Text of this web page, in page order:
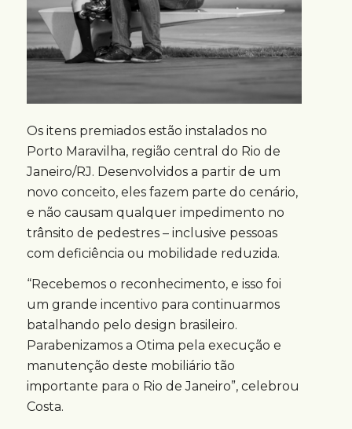
Os itens premiados estão instalados no
Porto Maravilha, região central do Rio de
Janeiro/RJ. Desenvolvidos a partir de um
novo conceito, eles fazem parte do cenário,
e não causam qualquer impedimento no
trânsito de pedestres – inclusive pessoas
com deficiência ou mobilidade reduzida.
“Recebemos o reconhecimento, e isso foi
um grande incentivo para continuarmos
batalhando pelo design brasileiro.
Parabenizamos a Otima pela execução e
manutenção deste mobiliário tão
importante para o Rio de Janeiro”, celebrou
Costa.